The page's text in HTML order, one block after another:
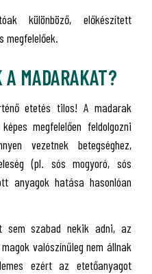
különböző, előkészített
megfelelőek.
A MADARAKAT?
etetés tilos! A madarak
megfelelően feldolgozni
vezetnek betegséghez,
(pl. sós mogyoró, sós
anyagok hatása hasonlóan
sem szabad nekik adni, az
valószínűleg nem állnak
ezért az etetőanyagot